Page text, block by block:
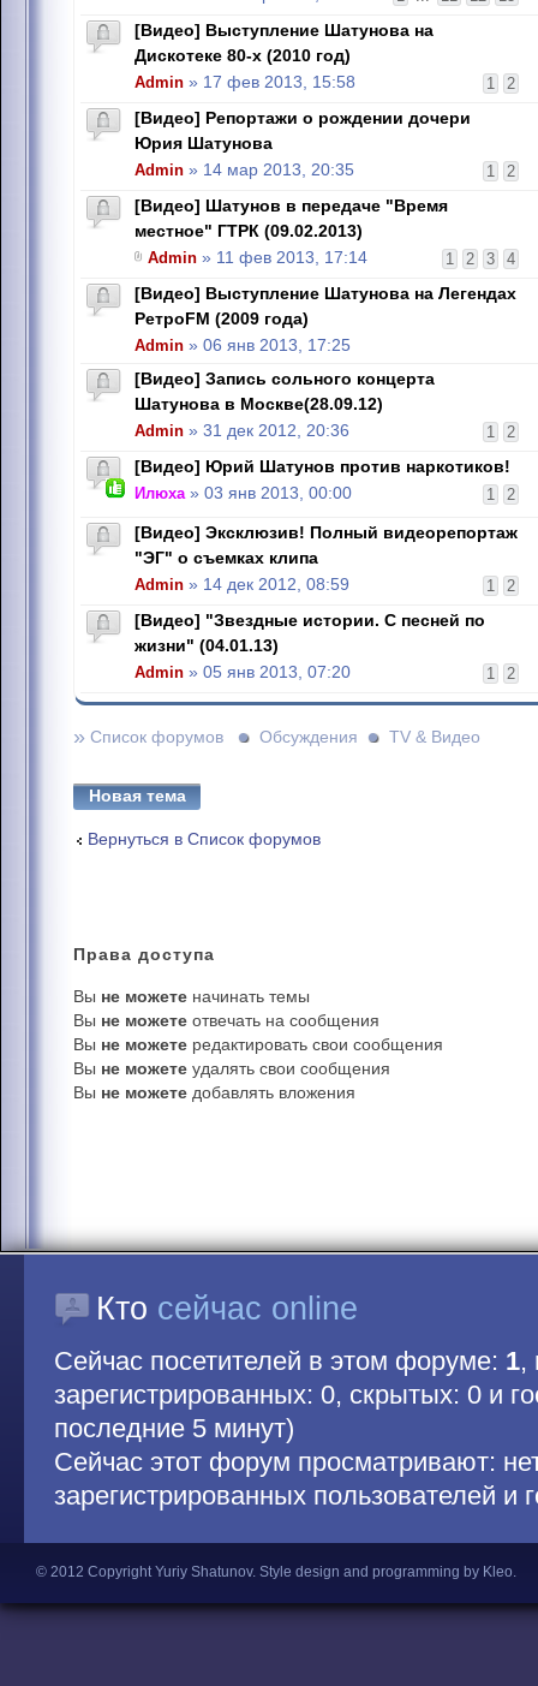
[Видео] Выступление Шатунова на
Дискотеке 80-х (2010 год)
1 2
Admin » 17 фев 2013, 15:58
[Видео] Репортажи о рождении дочери
Юрия Шатунова
1 2
Admin » 14 мар 2013, 20:35
[Видео] Шатунов в передаче "Время
местное" ГТРК (09.02.2013)
1 2 3 4
Admin » 11 фев 2013, 17:14
[Видео] Выступление Шатунова на Легендах
РетроFM (2009 года)
Admin » 06 янв 2013, 17:25
[Видео] Запись сольного концерта
Шатунова в Москве(28.09.12)
1 2
Admin » 31 дек 2012, 20:36
[Видео] Юрий Шатунов против наркотиков!
1 2
Илюха» 03 янв 2013, 00:00
[Видео] Эксклюзив! Полный видеорепортаж
"ЭГ" о съемках клипа
1 2
Admin » 14 дек 2012, 08:59
[Видео] "Звездные истории. С песней по
жизни" (04.01.13)
1 2
Admin » 05 янв 2013, 07:20
» Список форумов Обсуждения TV & Видео
Новая тема
Вернуться в Список форумов
Права доступа
Вы не можете начинать темы
Вы не можете отвечать на сообщения
Вы не можете редактировать свои сообщения
Вы не можете удалять свои сообщения
Вы не можете добавлять вложения
Кто сейчас online
Сейчас посетителей в этом форуме: 1,
зарегистрированных: 0, скрытых: 0 и
последние 5 минут)
Сейчас этот форум просматривают:
зарегистрированных пользователей и
© 2012 Copyright Yuriy Shatunov. Style design and programming by Kleo.